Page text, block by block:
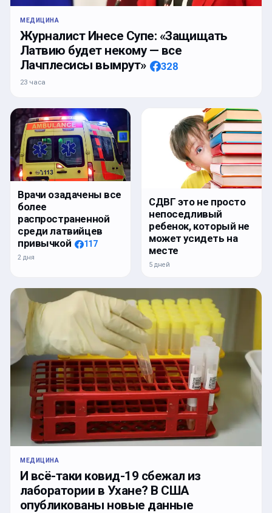
МЕДИЦИНА
Журналист Инесе Супе: «Защищать
Латвию будет некому — все
Лачплесисы вымрут»
328
23 часа
Врачи озадачены все
более
распространенной
среди латвийцев
привычкой
117
2 дня
СДВГ это не просто
непоседливый
ребенок, который не
может усидеть на
месте
5 дней
МЕДИЦИНА
И всё-таки ковид-19 сбежал из
лаборатории в Ухане? В США
опубликованы новые данные